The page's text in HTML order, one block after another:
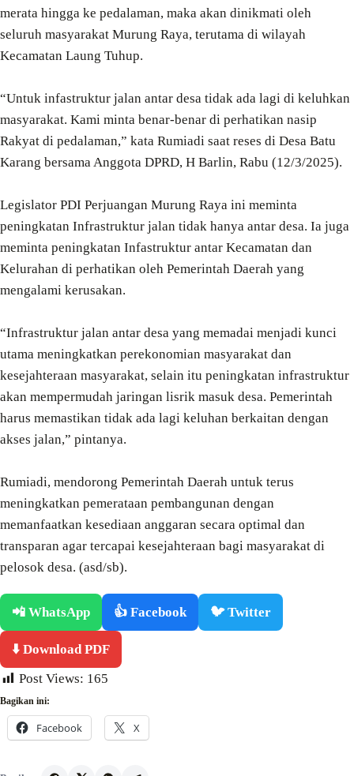
merata hingga ke pedalaman, maka akan dinikmati oleh
seluruh masyarakat Murung Raya, terutama di wilayah
Kecamatan Laung Tuhup.
“Untuk infastruktur jalan antar desa tidak ada lagi di keluhkan
masyarakat. Kami minta benar-benar di perhatikan nasip
Rakyat di pedalaman,” kata Rumiadi saat reses di Desa Batu
Karang bersama Anggota DPRD, H Barlin, Rabu (12/3/2025).
Legislator PDI Perjuangan Murung Raya ini meminta
peningkatan Infrastruktur jalan tidak hanya antar desa. Ia juga
meminta peningkatan Infastruktur antar Kecamatan dan
Kelurahan di perhatikan oleh Pemerintah Daerah yang
mengalami kerusakan.
“Infrastruktur jalan antar desa yang memadai menjadi kunci
utama meningkatkan perekonomian masyarakat dan
kesejahteraan masyarakat, selain itu peningkatan infrastruktur
akan mempermudah jaringan lisrik masuk desa. Pemerintah
harus memastikan tidak ada lagi keluhan berkaitan dengan
akses jalan,” pintanya.
Rumiadi, mendorong Pemerintah Daerah untuk terus
meningkatkan pemerataan pembangunan dengan
memanfaatkan kesediaan anggaran secara optimal dan
transparan agar tercapai kesejahteraan bagi masyarakat di
pelosok desa. (asd/sb).
📲 WhatsApp 👍 Facebook 🐦 Twitter
⬇️ Download PDF
Post Views: 165
Bagikan ini:
Facebook X